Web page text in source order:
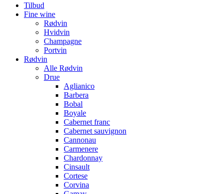
Tilbud
Fine wine
Rødvin
Hvidvin
Champagne
Portvin
Rødvin
Alle Rødvin
Drue
Aglianico
Barbera
Bobal
Boyale
Cabernet franc
Cabernet sauvignon
Cannonau
Carmenere
Chardonnay
Cinsault
Cortese
Corvina